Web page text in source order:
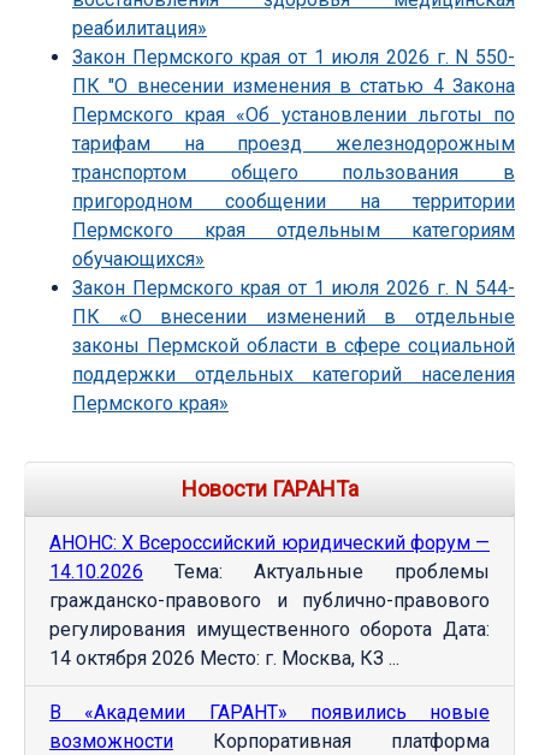
реабилитация»
Закон Пермского края от 1 июля 2026 г. N 550-
ПК "О внесении изменения в статью 4 Закона
Пермского края «Об установлении льготы по
тарифам на проезд железнодорожным
транспортом общего пользования в
пригородном сообщении на территории
Пермского края отдельным категориям
обучающихся»
Закон Пермского края от 1 июля 2026 г. N 544-
ПК «О внесении изменений в отдельные
законы Пермской области в сфере социальной
поддержки отдельных категорий населения
Пермского края»
Новости ГАРАНТа
АНОНС: Х Всероссийский юридический форум —
14.10.2026 Тема: Актуальные проблемы
гражданско-правового и публично-правового
регулирования имущественного оборота Дата:
14 октября 2026 Место: г. Москва, КЗ ...
В «Академии ГАРАНТ» появились новые
возможности Корпоративная платформа